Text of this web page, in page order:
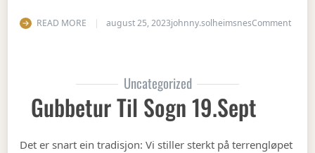
READ MORE august 25, 2023johnny.solheimsnesCommenton
Uncategorized
Gubbetur Til Sogn 19.sept
Det er snart ein tradisjon: Vi stiller sterkt på terrengløpet